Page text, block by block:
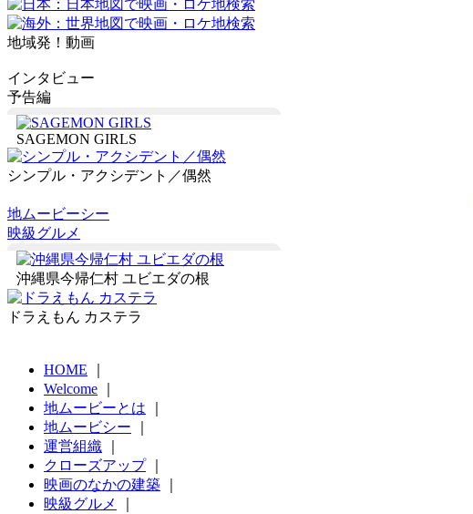
地域発！動画
インタビュー
予告編
SAGEMON GIRLS
シンプル・アクシデント／偶然
地ムービーシー
映級グルメ
沖縄県今帰仁村 ユビエダの根
ドラえもん カステラ
HOME
Welcome
地ムービーとは
地ムービシー
運営組織
クローズアップ｜
映画のなかの建築
映級グルメ